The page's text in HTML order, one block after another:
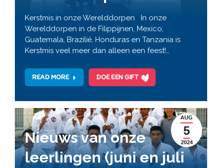
Kerstmis in onze Werelddorpen In onze
Werelddorpen in de Filippijnen, Mexico,
Guatemala, Brazilië, Honduras en Tanzania is
Kerstmis veel meer dan alleen een feest!…
READ MORE DOE EEN GIFT
AUG
5
2024
Nieuws van onze
leerlingen (juni en juli